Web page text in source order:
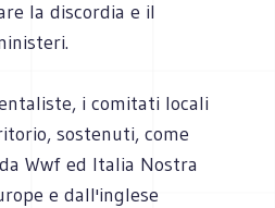
la discordia e il
i comitati locali
sostenuti, come
Wwf ed Italia Nostra
e dall'inglese